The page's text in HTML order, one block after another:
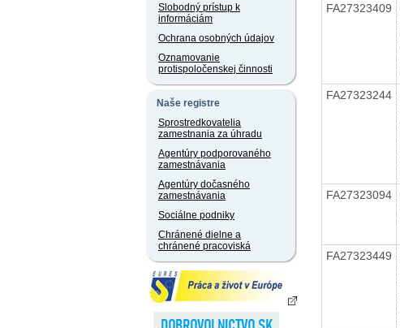
Slobodný prístup k
informáciám
Ochrana osobných údajov
Oznamovanie
protispoločenskej činnosti
Naše registre
Sprostredkovatelia
zamestnania za úhradu
Agentúry podporovaného
zamestnávania
Agentúry dočasného
zamestnávania
Sociálne podniky
Chránené dielne a
chránené pracoviská
FA27323409
FA27323244
FA27323094
FA27323449